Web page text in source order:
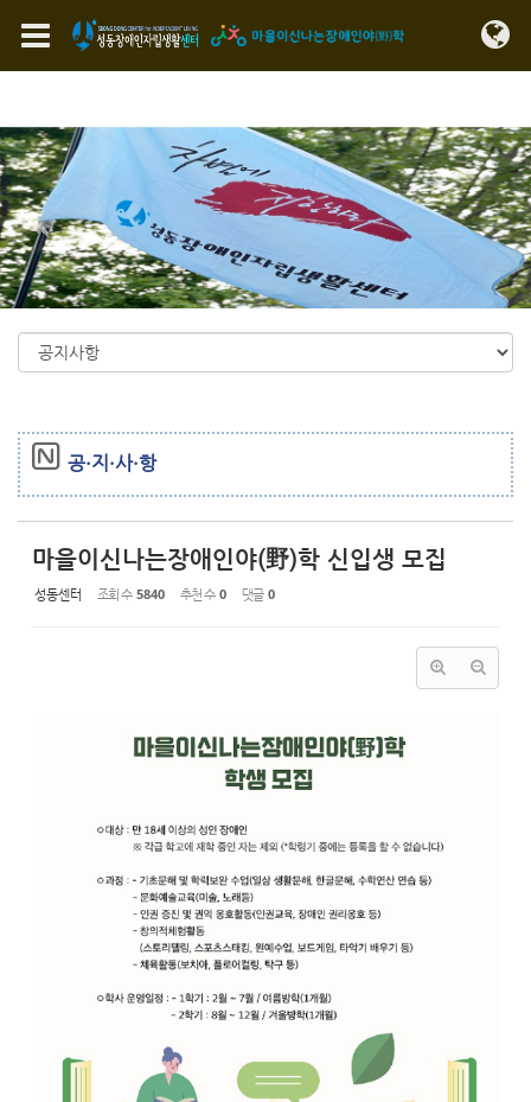
공·지·사·항
마을이신나는장애인야(野)학 신입생 모집
성동센터 조회 수 5840 추천 수 0 댓글 0